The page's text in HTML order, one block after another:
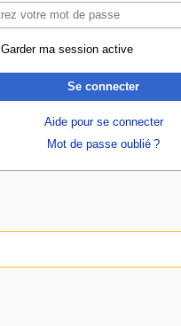
Garder ma session active
Se connecter
Aide pour se connecter
Mot de passe oublié ?